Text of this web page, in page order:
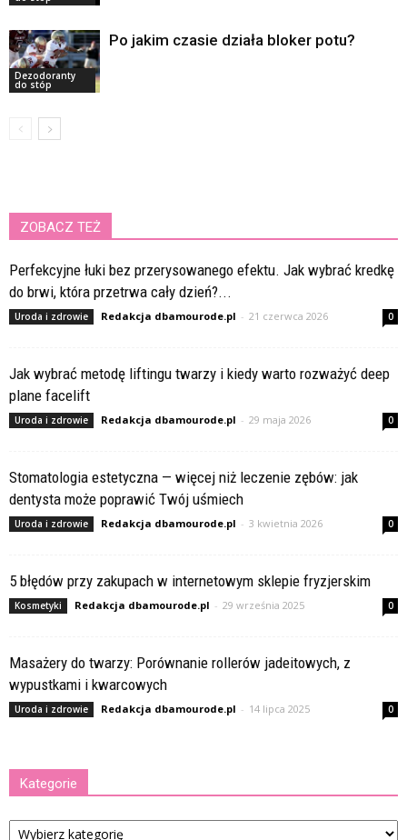
Dezodoranty
do stóp
Po jakim czasie działa bloker potu?
ZOBACZ TEŻ
Perfekcyjne łuki bez przerysowanego efektu. Jak wybrać kredkę
do brwi, która przetrwa cały dzień?...
Uroda i zdrowie Redakcja dbamourode.pl - 21 czerwca 2026 0
Jak wybrać metodę liftingu twarzy i kiedy warto rozważyć deep
plane facelift
Uroda i zdrowie Redakcja dbamourode.pl - 29 maja 2026 0
Stomatologia estetyczna — więcej niż leczenie zębów: jak
dentysta może poprawić Twój uśmiech
Uroda i zdrowie Redakcja dbamourode.pl - 3 kwietnia 2026 0
5 błędów przy zakupach w internetowym sklepie fryzjerskim
Kosmetyki Redakcja dbamourode.pl - 29 września 2025 0
Masażery do twarzy: Porównanie rollerów jadeitowych, z
wypustkami i kwarcowych
Uroda i zdrowie Redakcja dbamourode.pl - 14 lipca 2025 0
Kategorie
Kategorie